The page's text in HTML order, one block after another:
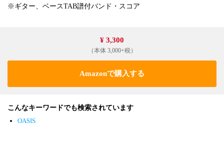
※ギター、ベースTAB譜付バンド・スコア
¥ 3,300
（本体 3,000+税）
Amazonで購入する
こんなキーワードでも検索されています
OASIS